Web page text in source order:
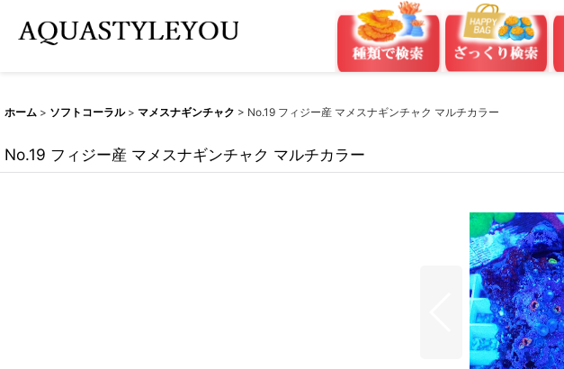
ホーム > ソフトコーラル > マメスナギンチャク > No.19 フィジー産 マメスナギンチャク マルチカラー
No.19 フィジー産 マメスナギンチャク マルチカラー